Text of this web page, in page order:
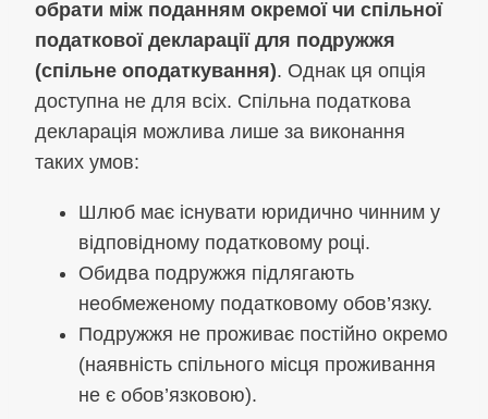
обрати між поданням окремої чи спільної
податкової декларації для подружжя
(спільне оподаткування). Однак ця опція
доступна не для всіх. Спільна податкова
декларація можлива лише за виконання
таких умов:
Шлюб має існувати юридично чинним у
відповідному податковому році.
Обидва подружжя підлягають
необмеженому податковому обов’язку.
Подружжя не проживає постійно окремо
(наявність спільного місця проживання
не є обов’язковою).